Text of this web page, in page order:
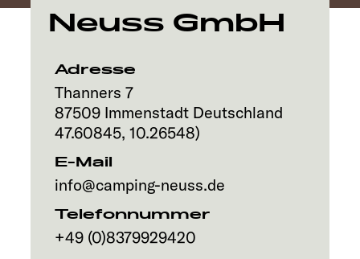
Händlersuche
Explore
Service
Neuss GmbH
Adresse
Thanners 7
87509 Immenstadt Deutschland
47.60845, 10.26548)
E-Mail
info@camping-neuss.de
Telefonnummer
+49 (0)8379929420